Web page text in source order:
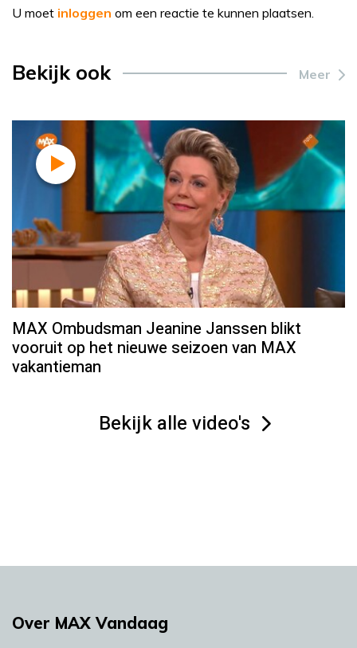
U moet inloggen om een reactie te kunnen plaatsen.
Bekijk ook Meer
MAX Ombudsman Jeanine Janssen blikt
vooruit op het nieuwe seizoen van MAX
vakantieman
Bekijk alle video's
Over MAX Vandaag